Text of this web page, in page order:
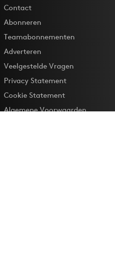
Contact
Abonneren
Teamabonnementen
Adverteren
Veelgestelde Vragen
Privacy Statement
Cookie Statement
Algemene Voorwaarden